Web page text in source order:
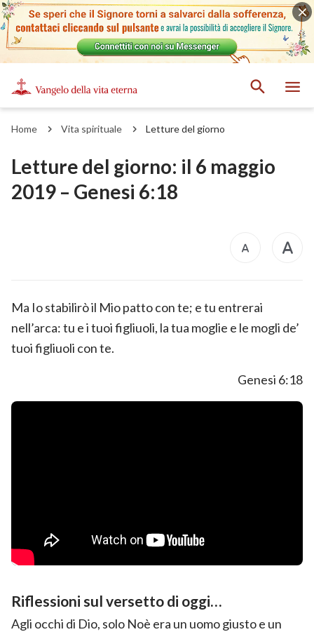
Home Vita spirituale Letture del giorno
Letture del giorno: il 6 maggio
2019 – Genesi 6:18
Ma Io stabilirò il Mio patto con te; e tu entrerai
nell’arca: tu e i tuoi figliuoli, la tua moglie e le mogli de’
tuoi figliuoli con te.
Genesi 6:18
Riflessioni sul versetto di oggi…
Agli occhi di Dio, solo Noè era un uomo giusto e un